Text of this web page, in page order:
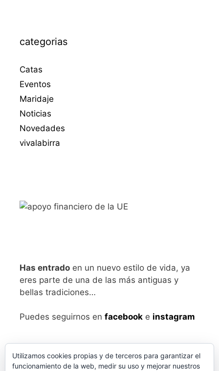
categorias
Catas
Eventos
Maridaje
Noticias
Novedades
vivalabirra
Has entrado en un nuevo estilo de vida, ya
eres parte de una de las más antiguas y
bellas tradiciones…
Puedes seguirnos en facebook e instagram
Utilizamos cookies propias y de terceros para garantizar el
funcionamiento de la web, medir su uso y mejorar nuestros